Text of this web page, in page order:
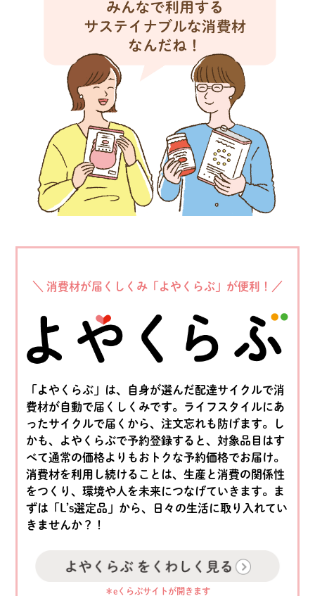
＼ 消費材が届くしくみ「よやくらぶ」が便利！／
「よやくらぶ」は、自身が選んだ配達サイクルで消
費材が自動で届くしくみです。ライフスタイルにあ
ったサイクルで届くから、注文忘れも防げます。し
かも、よやくらぶで予約登録すると、対象品目はす
べて通常の価格よりもおトクな予約価格でお届け。
消費材を利用し続けることは、生産と消費の関係性
をつくり、環境や人を未来につなげていきます。ま
ずは「Lʼs選定品」から、日々の生活に取り入れてい
きませんか？！
＊eくらぶサイトが開きます